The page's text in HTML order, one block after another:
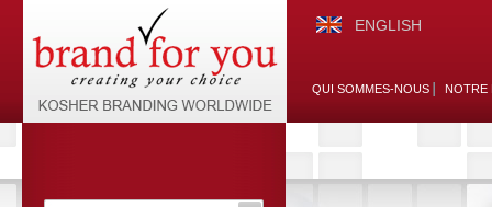
ENGLISH
QUI SOMMES-NOUS NOTRE